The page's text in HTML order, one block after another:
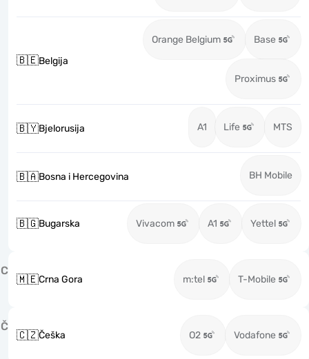
🇧🇪Belgija
Orange Belgium Base
Proximus
🇧🇾Bjelorusija A1 Life MTS
🇧🇦Bosna i Hercegovina BH Mobile
🇧🇬Bugarska Vivacom A1 Yettel
C
🇲🇪Crna Gora m:tel T-Mobile
Č
🇨🇿Češka O2 Vodafone